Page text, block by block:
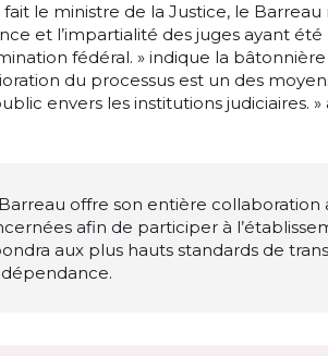
fait le ministre de la Justice, le
et l’impartialité des juges ayant
fédéral. » indique la
du processus est un des
envers les institutions judiciaires.
offre son entière collaboration
afin de participer à
aux plus hauts standards de